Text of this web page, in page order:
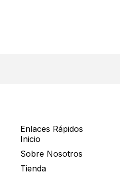
Enlaces Rápidos
Inicio
Sobre Nosotros
Tienda